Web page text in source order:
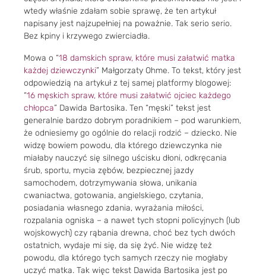
wtedy właśnie zdałam sobie sprawę, że ten artykuł
napisany jest najzupełniej na poważnie. Tak serio serio.
Bez kpiny i krzywego zwierciadła.
Mowa o “18 damskich spraw, które musi załatwić matka
każdej dziewczynki” Małgorzaty Ohme. To tekst, który jest
odpowiedzią na artykuł z tej samej platformy blogowej:
“16 męskich spraw, które musi załatwić ojciec każdego
chłopca” Dawida Bartosika. Ten “męski” tekst jest
generalnie bardzo dobrym poradnikiem – pod warunkiem,
że odniesiemy go ogólnie do relacji rodzić – dziecko. Nie
widzę bowiem powodu, dla którego dziewczynka nie
miałaby nauczyć się silnego uścisku dłoni, odkręcania
śrub, sportu, mycia zębów, bezpiecznej jazdy
samochodem, dotrzymywania słowa, unikania
cwaniactwa, gotowania, angielskiego, czytania,
posiadania własnego zdania, wyrażania miłości,
rozpalania ogniska – a nawet tych stopni policyjnych (lub
wojskowych) czy rąbania drewna, choć bez tych dwóch
ostatnich, wydaje mi się, da się żyć. Nie widzę też
powodu, dla którego tych samych rzeczy nie mogłaby
uczyć matka. Tak więc tekst Dawida Bartosika jest po